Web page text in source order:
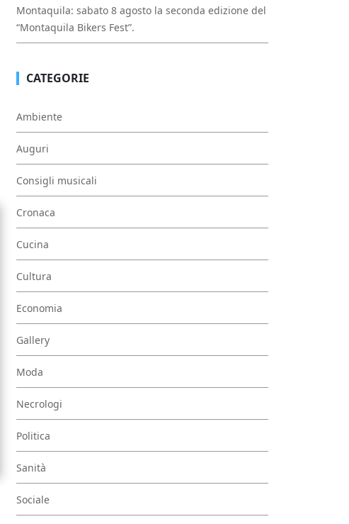
Montaquila: sabato 8 agosto la seconda edizione del
“Montaquila Bikers Fest”.
CATEGORIE
Ambiente
Auguri
Consigli musicali
Cronaca
Cucina
Cultura
Economia
Gallery
Moda
Necrologi
Politica
Sanità
Sociale